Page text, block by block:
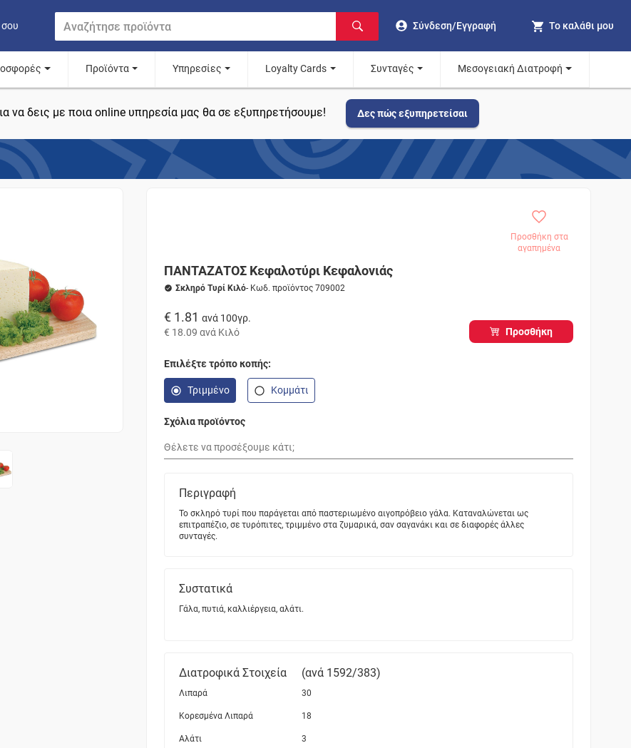
Σύνδεση/Εγγραφή Το καλάθι μου
Προϊόντα Υπηρεσίες Loyalty Cards Συνταγές Μεσογειακή Διατροφή
να δεις με ποια online υπηρεσία μας θα σε εξυπηρετήσουμε! Δες πώς εξυπηρετείσαι
Προσθήκη στα
αγαπημένα
ΠΑΝΤΑΖΑΤΟΣ Κεφαλοτύρι Κεφαλονιάς
Σκληρό Τυρί Κιλό- Κωδ. προϊόντος 709002
€ 1.81 ανά 100γρ.
€ 18.09 ανά Κιλό Προσθήκη
Επιλέξτε τρόπο κοπής:
Τριμμένο Κομμάτι
Σχόλια προϊόντος
Περιγραφή
Το σκληρό τυρί που παράγεται από παστεριωμένο αιγοπρόβειο γάλα. Καταναλώνεται ως
επιτραπέζιο, σε τυρόπιτες, τριμμένο στα ζυμαρικά, σαν σαγανάκι και σε διαφορές άλλες
συνταγές.
Συστατικά
Γάλα, πυτιά, καλλιέργεια, αλάτι.
Διατροφικά Στοιχεία (ανά 1592/383)
Λιπαρά 30
Κορεσμένα Λιπαρά 18
Αλάτι 3